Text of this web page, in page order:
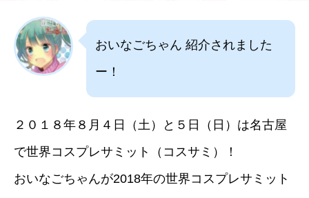
おいなごちゃん 紹介されました
ー！
２０１８年８月４日（土）と５日（日）は名古屋
で世界コスプレサミット（コスサミ）！
おいなごちゃんが2018年の世界コスプレサミット